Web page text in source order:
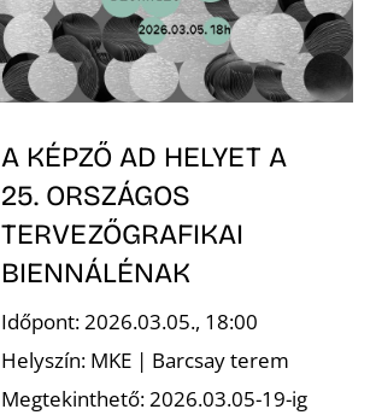
A KÉPZŐ AD HELYET A
25. ORSZÁGOS
TERVEZŐGRAFIKAI
BIENNÁLÉNAK
Időpont: 2026.03.05., 18:00
Helyszín: MKE | Barcsay terem
Megtekinthető: 2026.03.05-19-ig